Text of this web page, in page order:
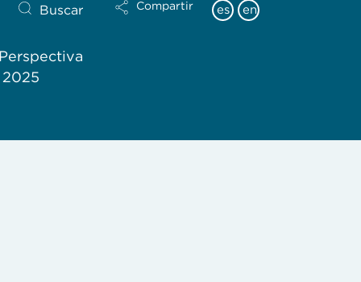
Buscar Compartir es en
Perspectiva